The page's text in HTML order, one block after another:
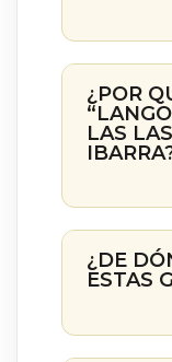
¿POR
LAS
¿DE
ESTAS